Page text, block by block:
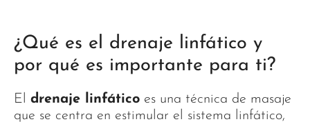
¿Qué es el drenaje linfático y
por qué es importante para ti?
El drenaje linfático es una técnica de masaje
que se centra en estimular el sistema linfático,